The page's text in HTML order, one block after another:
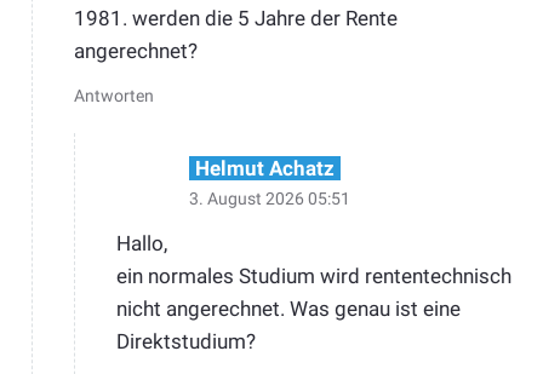
1981. werden die 5 Jahre der Rente
angerechnet?
Antworten
Helmut Achatz
3. August 2026 05:51
Hallo,
ein normales Studium wird rententechnisch
nicht angerechnet. Was genau ist eine
Direktstudium?